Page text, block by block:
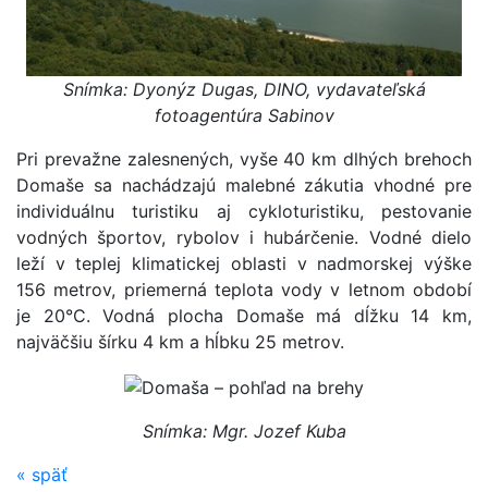
Snímka: Dyonýz Dugas, DINO, vydavateľská
fotoagentúra Sabinov
Pri prevažne zalesnených, vyše 40 km dlhých brehoch
Domaše sa nachádzajú malebné zákutia vhodné pre
individuálnu turistiku aj cykloturistiku, pestovanie
vodných športov, rybolov i hubárčenie. Vodné dielo
leží v teplej klimatickej oblasti v nadmorskej výške
156 metrov, priemerná teplota vody v letnom období
je 20°C. Vodná plocha Domaše má dĺžku 14 km,
najväčšiu šírku 4 km a hĺbku 25 metrov.
Snímka: Mgr. Jozef Kuba
« späť